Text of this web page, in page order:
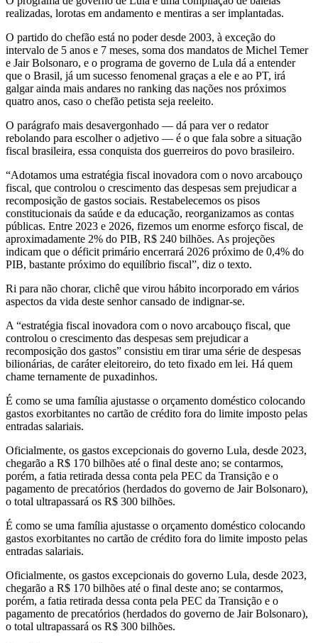
realizadas, lorotas em andamento e mentiras a ser implantadas.
O partido do chefão está no poder desde 2003, à exceção do
intervalo de 5 anos e 7 meses, soma dos mandatos de Michel Temer
e Jair Bolsonaro, e o programa de governo de Lula dá a entender
que o Brasil, já um sucesso fenomenal graças a ele e ao PT, irá
galgar ainda mais andares no ranking das nações nos próximos
quatro anos, caso o chefão petista seja reeleito.
O parágrafo mais desavergonhado — dá para ver o redator
rebolando para escolher o adjetivo — é o que fala sobre a situação
fiscal brasileira, essa conquista dos guerreiros do povo brasileiro.
“Adotamos uma estratégia fiscal inovadora com o novo arcabouço
fiscal, que controlou o crescimento das despesas sem prejudicar a
recomposição de gastos sociais. Restabelecemos os pisos
constitucionais da saúde e da educação, reorganizamos as contas
públicas. Entre 2023 e 2026, fizemos um enorme esforço fiscal, de
aproximadamente 2% do PIB, R$ 240 bilhões. As projeções
indicam que o déficit primário encerrará 2026 próximo de 0,4% do
PIB, bastante próximo do equilíbrio fiscal”, diz o texto.
Ri para não chorar, clichê que virou hábito incorporado em vários
aspectos da vida deste senhor cansado de indignar-se.
A “estratégia fiscal inovadora com o novo arcabouço fiscal, que
controlou o crescimento das despesas sem prejudicar a
recomposição dos gastos” consistiu em tirar uma série de despesas
bilionárias, de caráter eleitoreiro, do teto fixado em lei. Há quem
chame ternamente de puxadinhos.
É como se uma família ajustasse o orçamento doméstico colocando
gastos exorbitantes no cartão de crédito fora do limite imposto pelas
entradas salariais.
Oficialmente, os gastos excepcionais do governo Lula, desde 2023,
chegarão a R$ 170 bilhões até o final deste ano; se contarmos,
porém, a fatia retirada dessa conta pela PEC da Transição e o
pagamento de precatórios (herdados do governo de Jair Bolsonaro),
o total ultrapassará os R$ 300 bilhões.
É como se uma família ajustasse o orçamento doméstico colocando
gastos exorbitantes no cartão de crédito fora do limite imposto pelas
entradas salariais.
Oficialmente, os gastos excepcionais do governo Lula, desde 2023,
chegarão a R$ 170 bilhões até o final deste ano; se contarmos,
porém, a fatia retirada dessa conta pela PEC da Transição e o
pagamento de precatórios (herdados do governo de Jair Bolsonaro),
o total ultrapassará os R$ 300 bilhões.